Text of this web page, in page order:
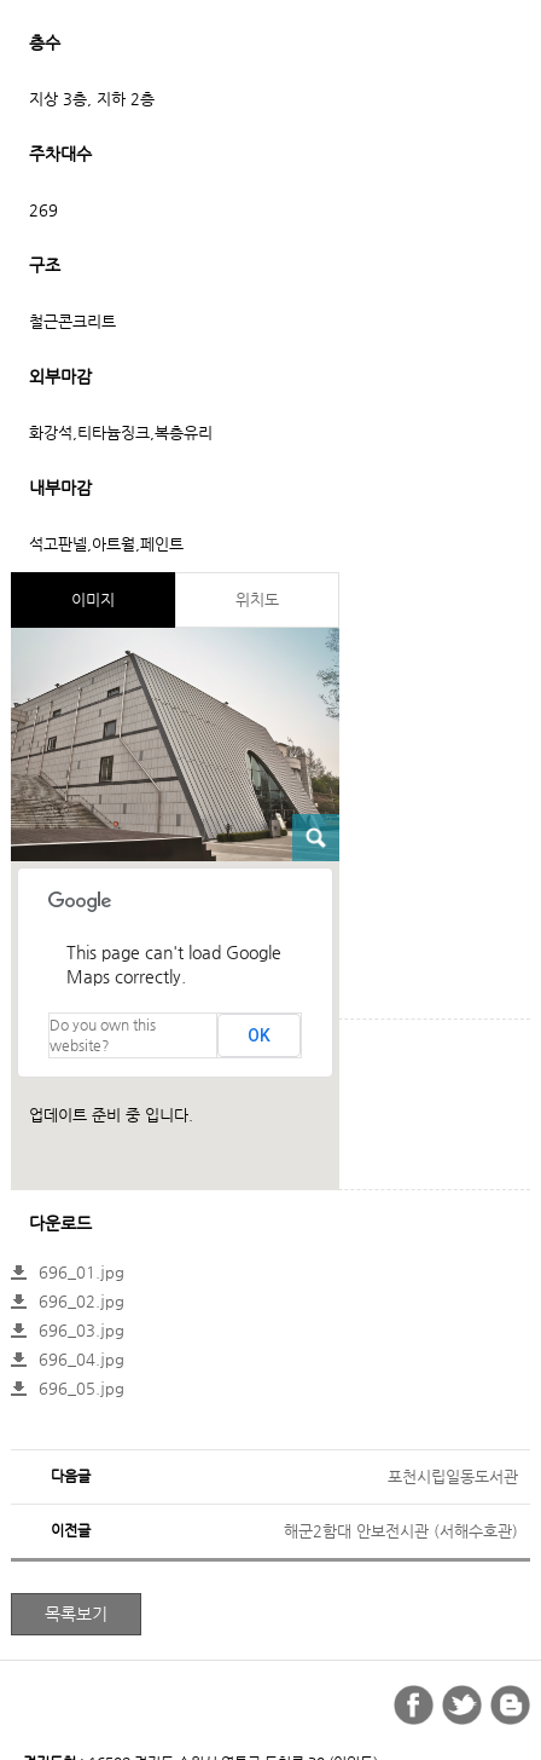
층수
지상 3층, 지하 2층
주차대수
269
구조
철근콘크리트
외부마감
화강석,티타늄징크,복층유리
내부마감
석고판넬,아트월,페인트
이미지 위치도
This page can't load Google
Maps correctly.
Do you own this
website?
OK
건축설명
업데이트 준비 중 입니다.
다운로드
696_01.jpg
696_02.jpg
696_03.jpg
696_04.jpg
696_05.jpg
다음글 포천시립일동도서관
이전글 해군2함대 안보전시관 (서해수호관)